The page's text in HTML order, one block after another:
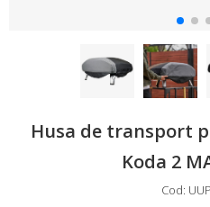
Husa de transport
Koda 2
Cod: